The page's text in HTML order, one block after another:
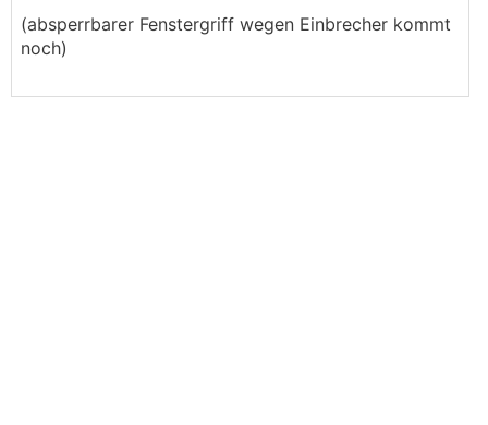
(absperrbarer Fenstergriff wegen Einbrecher kommt
noch)